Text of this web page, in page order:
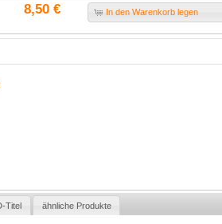
8,50 € In den Warenkorb legen
Titel ähnliche Produkte